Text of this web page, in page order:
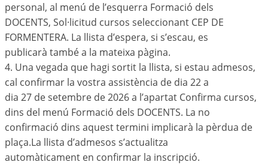
personal, al menú de l’esquerra Formació dels
DOCENTS, Sol·licitud cursos seleccionant CEP DE
FORMENTERA. La llista d’espera, si s’escau, es
publicarà també a la mateixa pàgina.
4. Una vegada que hagi sortit la llista, si estau admesos,
cal confirmar la vostra assistència de dia 22 a
dia 27 de setembre de 2026 a l’apartat Confirma cursos,
dins del menú Formació dels DOCENTS. La no
confirmació dins aquest termini implicarà la pèrdua de
plaça.La llista d’admesos s’actualitza
automàticament en confirmar la inscripció.